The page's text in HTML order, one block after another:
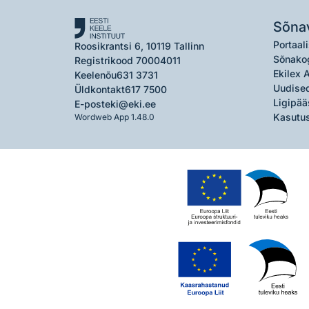
Roosikrantsi 6, 10119 Tallinn
Registrikood 70004011
Keelenõu631 3731
Üldkontakt617 7500
E-posteki@eki.ee
Wordweb App 1.48.0
Ekilex